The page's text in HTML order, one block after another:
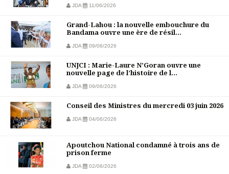
JDA 11/06/2026
Grand-Lahou : la nouvelle embouchure du
Bandama ouvre une ère de résil...
JDA 09/06/2026
UNJCI : Marie-Laure N’Goran ouvre une
nouvelle page de l’histoire de l...
JDA 09/06/2026
Conseil des Ministres du mercredi 03 juin 2026
JDA 04/06/2026
Apoutchou National condamné à trois ans de
prison ferme
JDA 02/06/2026